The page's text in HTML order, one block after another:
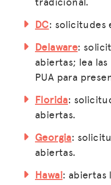
DC: solicitudes
Delaware:
abiertas; lea
PUA para
Florida:
abiertas.
Georgia:
abiertas.
Hawai: abiertas